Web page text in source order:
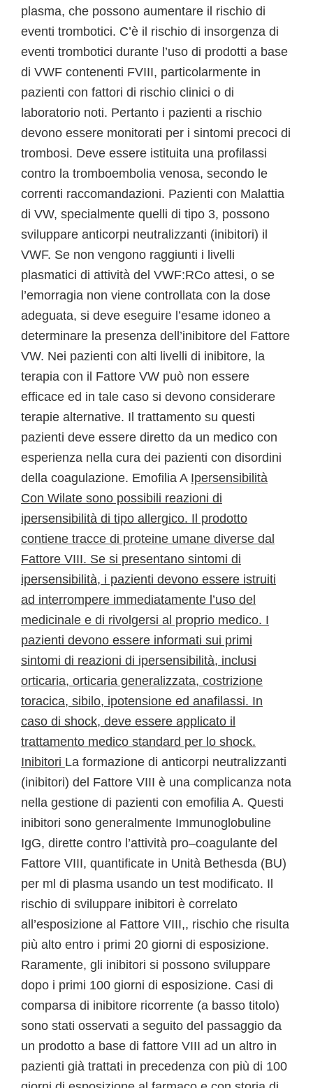
plasma, che possono aumentare il rischio di
eventi trombotici. C’è il rischio di insorgenza di
eventi trombotici durante l’uso di prodotti a base
di VWF contenenti FVIII, particolarmente in
pazienti con fattori di rischio clinici o di
laboratorio noti. Pertanto i pazienti a rischio
devono essere monitorati per i sintomi precoci di
trombosi. Deve essere istituita una profilassi
contro la tromboembolia venosa, secondo le
correnti raccomandazioni. Pazienti con Malattia
di VW, specialmente quelli di tipo 3, possono
sviluppare anticorpi neutralizzanti (inibitori) il
VWF. Se non vengono raggiunti i livelli
plasmatici di attività del VWF:RCo attesi, o se
l’emorragia non viene controllata con la dose
adeguata, si deve eseguire l’esame idoneo a
determinare la presenza dell’inibitore del Fattore
VW. Nei pazienti con alti livelli di inibitore, la
terapia con il Fattore VW può non essere
efficace ed in tale caso si devono considerare
terapie alternative. Il trattamento su questi
pazienti deve essere diretto da un medico con
esperienza nella cura dei pazienti con disordini
della coagulazione. Emofilia A Ipersensibilità
Con Wilate sono possibili reazioni di
ipersensibilità di tipo allergico. Il prodotto
contiene tracce di proteine umane diverse dal
Fattore VIII. Se si presentano sintomi di
ipersensibilità, i pazienti devono essere istruiti
ad interrompere immediatamente l’uso del
medicinale e di rivolgersi al proprio medico. I
pazienti devono essere informati sui primi
sintomi di reazioni di ipersensibilità, inclusi
orticaria, orticaria generalizzata, costrizione
toracica, sibilo, ipotensione ed anafilassi. In
caso di shock, deve essere applicato il
trattamento medico standard per lo shock.
Inibitori La formazione di anticorpi neutralizzanti
(inibitori) del Fattore VIII è una complicanza nota
nella gestione di pazienti con emofilia A. Questi
inibitori sono generalmente Immunoglobuline
IgG, dirette contro l’attività pro–coagulante del
Fattore VIII, quantificate in Unità Bethesda (BU)
per ml di plasma usando un test modificato. Il
rischio di sviluppare inibitori è correlato
all’esposizione al Fattore VIII,, rischio che risulta
più alto entro i primi 20 giorni di esposizione.
Raramente, gli inibitori si possono sviluppare
dopo i primi 100 giorni di esposizione. Casi di
comparsa di inibitore ricorrente (a basso titolo)
sono stati osservati a seguito del passaggio da
un prodotto a base di fattore VIII ad un altro in
pazienti già trattati in precedenza con più di 100